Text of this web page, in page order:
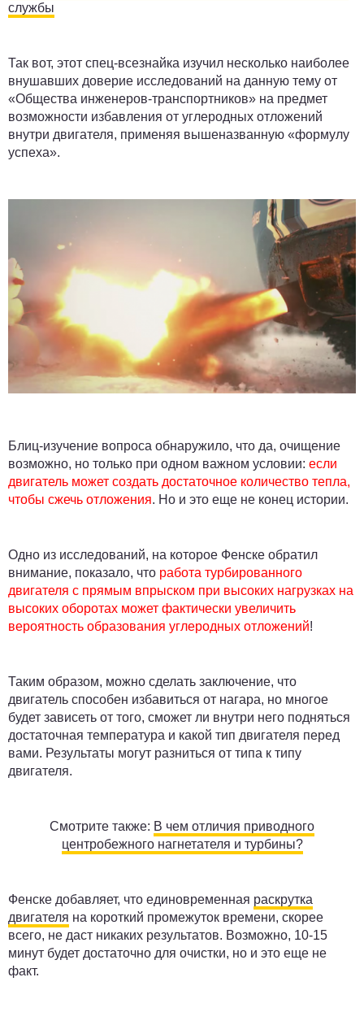
службы
Так вот, этот спец-всезнайка изучил несколько наиболее
внушавших доверие исследований на данную тему от
«Общества инженеров-транспортников» на предмет
возможности избавления от углеродных отложений
внутри двигателя, применяя вышеназванную «формулу
успеха».
Блиц-изучение вопроса обнаружило, что да, очищение
возможно, но только при одном важном условии: если
двигатель может создать достаточное количество тепла,
чтобы сжечь отложения. Но и это еще не конец истории.
Одно из исследований, на которое Фенске обратил
внимание, показало, что работа турбированного
двигателя с прямым впрыском при высоких нагрузках на
высоких оборотах может фактически увеличить
вероятность образования углеродных отложений!
Таким образом, можно сделать заключение, что
двигатель способен избавиться от нагара, но многое
будет зависеть от того, сможет ли внутри него подняться
достаточная температура и какой тип двигателя перед
вами. Результаты могут разниться от типа к типу
двигателя.
Смотрите также: В чем отличия приводного
центробежного нагнетателя и турбины?
Фенске добавляет, что единовременная раскрутка
двигателя на короткий промежуток времени, скорее
всего, не даст никаких результатов. Возможно, 10-15
минут будет достаточно для очистки, но и это еще не
факт.